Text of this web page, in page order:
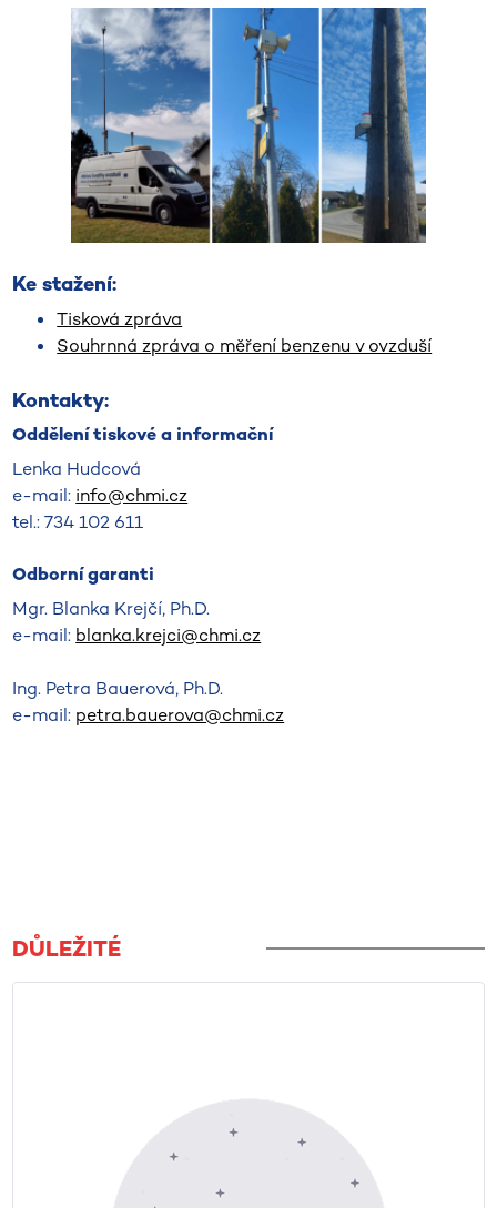
Ke stažení:
Tisková zpráva
Souhrnná zpráva o měření benzenu v ovzduší
Kontakty:
Oddělení tiskové a informační
Lenka Hudcová
e-mail: info@chmi.cz
tel.: 734 102 611
Odborní garanti
Mgr. Blanka Krejčí, Ph.D.
e-mail: blanka.krejci@chmi.cz
Ing. Petra Bauerová, Ph.D.
e-mail: petra.bauerova@chmi.cz
DŮLEŽITÉ